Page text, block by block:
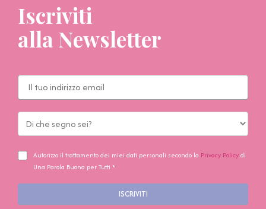
Iscriviti
alla Newsletter
Autorizzo il trattamento dei miei dati personali secondo la Privacy Policydi
Una Parola Buona per Tutti *
ISCRIVITI